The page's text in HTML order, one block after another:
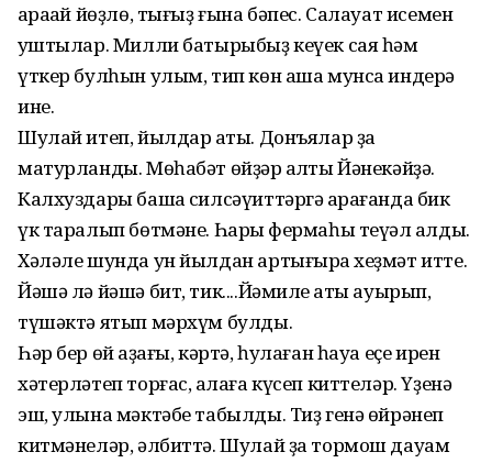
ҡараҡай йөҙлө, тығыҙ ғына бәпес. Салауат исемен
ҡуштылар. Милли батырыбыҙ кеүек сая һәм
үткер булһын улым, тип көн аша мунса индерә
ине.
Шулай итеп, йылдар аҡты. Донъялар ҙа
матурланды. Мөһабәт өйҙәр ҡалҡты Йәнекәйҙә.
Калхуздары башҡа силсәүиттәргә ҡарағанда бик
үк таралып бөтмәне. Һарыҡ фермаһы теүәл ҡалды.
Хәләле шунда ун йылдан артығыраҡ хеҙмәт итте.
Йәшә лә йәшә бит, тик....Йәмиле ҡаты ауырып,
түшәктә ятып мәрхүм булды.
Һәр бер өй ҡаҙағы, кәртә, һулаған һауа еҫе ирен
хәтерләтеп торғас, ҡалаға күсеп киттеләр. Үҙенә
эш, улына мәктәбе табылды. Тиҙ генә өйрәнеп
китмәнеләр, әлбиттә. Шулай ҙа тормош дауам